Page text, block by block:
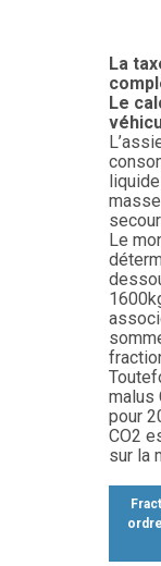
La
Le
Le
malus
pour
CO2
sur la